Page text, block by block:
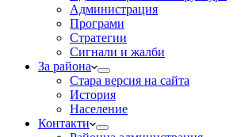
Администрация
Програми
Стратегии
Сигнали и жалби
За района
Стара версия на сайта
История
Население
Контакти